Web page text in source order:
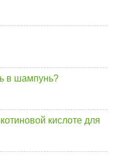
в шампунь?
кислоте для